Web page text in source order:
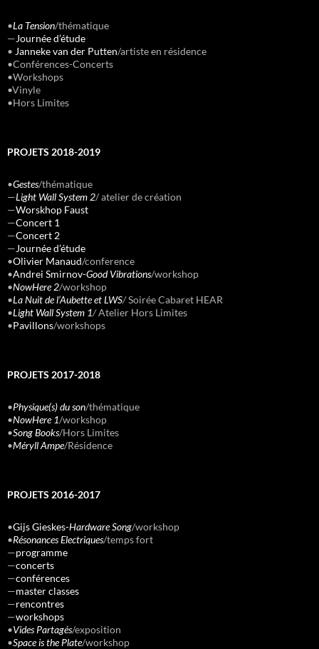
•La Tension/thématique
—Journée d’étude
• Janneke van der Putten/artiste en résidence
•Conférences-Concerts
•Workshops
•Vinyle
•Hors Limites
PROJETS 2018-2019
•Gestes/thématique
—Light Wall System 2/ atelier de création
—Worskhop Faust
—Concert 1
—Concert 2
—Journée d’étude
•Olivier Manaud/conference
•Andrei Smirnov-Good Vibrations/workshop
•NowHere 2/workshop
•La Nuit de l’Aubette et LWS/Soirée Cabaret HEAR
•Light Wall System 1/Atelier Hors Limites
•Pavillons/workshops
PROJETS 2017-2018
•Physique(s) du son/thématique
•NowHere 1/workshop
•Song Books/Hors Limites
•Méryll Ampe/Résidence
PROJETS 2016-2017
•Gijs Gieskes-Hardware Song/workshop
•Résonances Electriques/temps fort
—programme
—concerts
—conférences
—master classes
—rencontres
—workshops
•Vides Partagés/exposition
•Space is the Plate/workshop